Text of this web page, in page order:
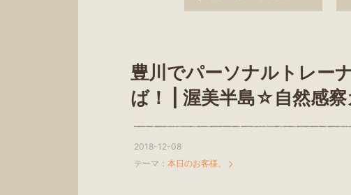
豊川でパーソナルトレー
ば！ | 渥美半島☆自然感察
2018-12-08
テーマ： 本日のお客様。